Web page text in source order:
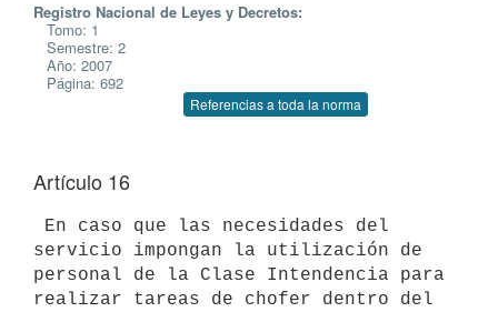
Registro Nacional de Leyes y Decretos:
Tomo: 1
Semestre: 2
Año: 2007
Página: 692
Referencias a toda la norma
Artículo 16
servicio impongan la utilización de
personal de la Clase Intendencia para
realizar tareas de chofer dentro del